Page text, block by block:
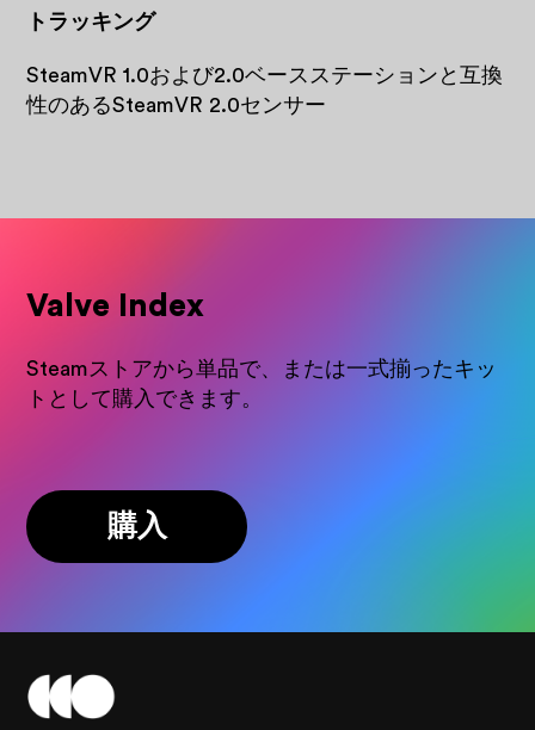
トラッキング
SteamVR 1.0および2.0ベースステーションと互換
性のあるSteamVR 2.0センサー
Valve Index
Steamストアから単品で、または一式揃ったキッ
トとして購入できます。
購入